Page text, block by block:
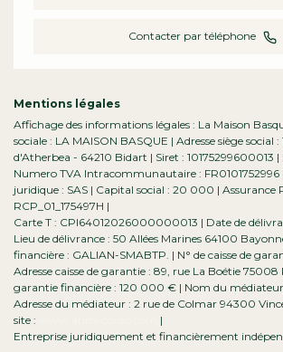
Contacter par téléphone
Mentions légales
Affichage des informations légales : La Maison
sociale : LA MAISON BASQUE | Adresse siège social :
d'Atherbea - 64210 Bidart | Siret : 10175299600013 |
Numero TVA Intracommunautaire : FR0101752996
juridique : SAS | Capital social : 20 000 | Assurance
RCP_01_175497H |
Carte T : CPI64012026000000013 | Date de
Lieu de délivrance : 50 Allées Marines 64100
financière : GALIAN-SMABTP. | N° de caisse de
Adresse caisse de garantie : 89, rue La Boétie
garantie financière : 120 000 € | Nom du médiateur
Adresse du médiateur : 2 rue de Colmar 94300
site :
|
Entreprise juridiquement et financièrement